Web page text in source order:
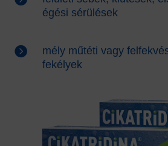
égési sérülések

mély műtéti vagy
fekélyek